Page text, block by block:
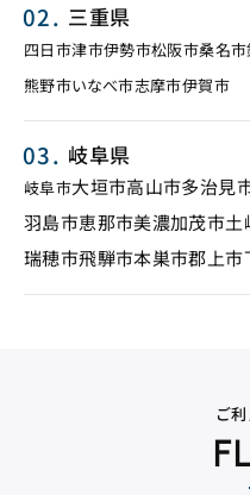
三重県
四日市津市伊勢市松阪市桑名市
熊野市いなべ市志摩市伊賀市
岐阜県
岐阜市大垣市高山市多治見
羽島市恵那市美濃加茂市土
瑞穂市飛騨市本巣市郡上市
ご